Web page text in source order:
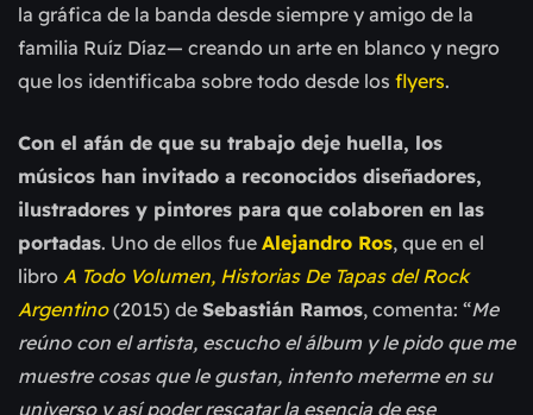
la gráfica de la banda desde siempre y amigo de la
familia Ruíz Díaz— creando un arte en blanco y negro
que los identificaba sobre todo desde los flyers.
Con el afán de que su trabajo deje huella, los
músicos han invitado a reconocidos diseñadores,
ilustradores y pintores para que colaboren en las
portadas. Uno de ellos fue Alejandro Ros, que en el
libro A Todo Volumen, Historias De Tapas del Rock
Argentino(2015) de Sebastián Ramos, comenta: “Me
reúno con el artista, escucho el álbum y le pido que me
muestre cosas que le gustan, intento meterme en su
universo y así poder rescatar la esencia de ese